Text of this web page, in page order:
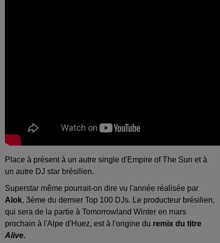
Place à présent à un autre single d'Empire of The Sun et à
un autre DJ star brésilien.
Superstar même pourrait-on dire vu l'année réalisée par
Alok, 3ème du dernier Top 100 DJs. Le producteur brésilien,
qui sera de la partie à Tomorrowland Winter en mars
prochain à l'Alpe d'Huez, est à l'origine du remix du titre
Alive.